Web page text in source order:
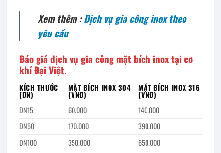
Xem thêm :Dịch vụ gia công inox theo
yêu cầu
Báo giá dịch vụ gia công mặt bích inox tại cơ
khí Đại Việt.
KÍCH THƯỚC
(DN)
MẶT BÍCH INOX 304
(VNĐ)
MẶT BÍCH INOX 316
(VNĐ)
DN15
60.000
140.000
DN50
170.000
390.000
DN100
350.000
650.000